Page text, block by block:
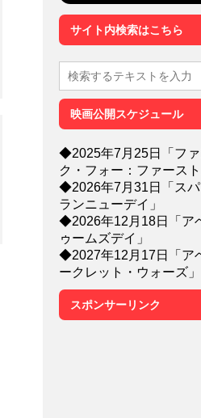
サイト内検索はこちら
映画公開スケジュール
◆2025年7月25日「ファ
ク・フォー：ファースト
◆2026年7月31日「ス
ランニューデイ」
◆2026年12月18日「ア
ゥームズデイ」
◆2027年12月17日「ア
ークレット・ウォーズ」
スポンサーリンク